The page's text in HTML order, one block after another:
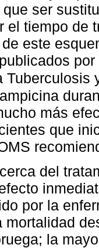
ser
el tiempo de
este
Tuberculosis
más
que
del
por la
mortalidad
la